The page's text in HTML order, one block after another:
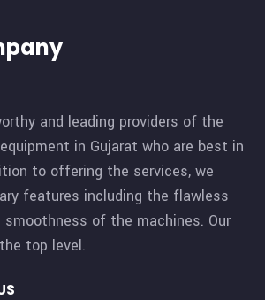
and leading providers of the
in Gujarat who are best in
to offering the services, we
features including the flawless
smoothness of the machines. Our
top level.